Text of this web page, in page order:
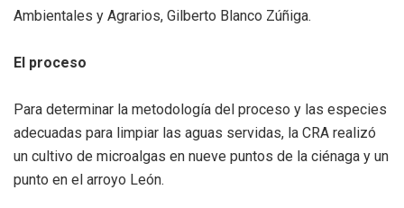
Ambientales y Agrarios, Gilberto Blanco Zúñiga.
El proceso
Para determinar la metodología del proceso y las especies
adecuadas para limpiar las aguas servidas, la CRA realizó
un cultivo de microalgas en nueve puntos de la ciénaga y un
punto en el arroyo León.